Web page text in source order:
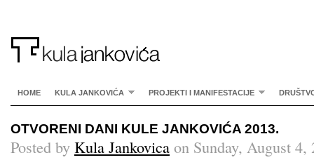
HOME KULA JANKOVIĆA PROJEKTI I MANIFESTACIJE
OTVORENI DANI KULE JANKOVIĆA 2013.
Posted by Kula Jankovica on Sunday, August 4,